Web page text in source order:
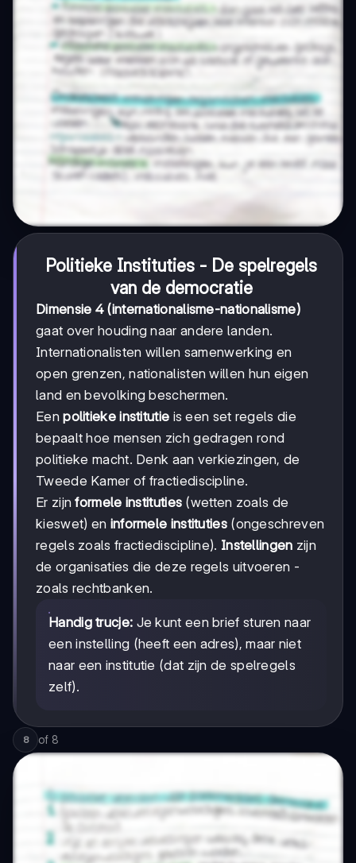
Politieke Instituties - De spelregels
van de democratie
Dimensie 4 (internationalisme-nationalisme)
gaat over houding naar andere landen.
Internationalisten willen samenwerking en
open grenzen, nationalisten willen hun eigen
land en bevolking beschermen.
Eenpolitieke institutie is een set regels die
bepaalt hoe mensen zich gedragen rond
politieke macht. Denk aan verkiezingen, de
Tweede Kamer of fractiediscipline.
Er zijnformele instituties (wetten zoals de
kieswet) en informele instituties(ongeschreven
regels zoals fractiediscipline). Instellingen zijn
de organisaties die deze regels uitvoeren -
zoals rechtbanken.
Handig trucje: Je kunt een brief sturen naar
een instelling (heeft een adres), maar niet
naar een institutie (dat zijn de spelregels
zelf).
8 of 8